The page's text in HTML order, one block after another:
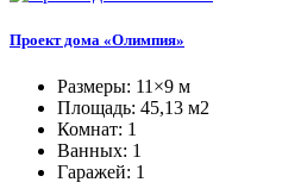
Проект дома «Олимпия»
Размеры: 11×9 м
Площадь: 45,13 м2
Комнат: 1
Ванных: 1
Гаражей: 1